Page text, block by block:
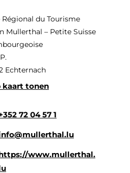
du Tourisme
Mullerthal – Petite Suisse
Echternach
kaart tonen
72 04 57 1
www.mullerthal.